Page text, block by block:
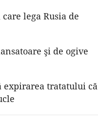
lega Rusia de
şi de ogive
expirarea tratatului că